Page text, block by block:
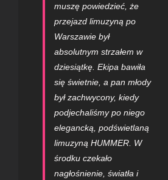
muszę powiedzieć, że
przejazd limuzyną po
Warszawie był
absolutnym strzałem w
dziesiątkę. Ekipa bawiła
się świetnie, a pan młody
był zachwycony, kiedy
podjechaliśmy po niego
elegancką, podświetlaną
limuzyną HUMMER. W
środku czekało
nagłośnienie, światła i